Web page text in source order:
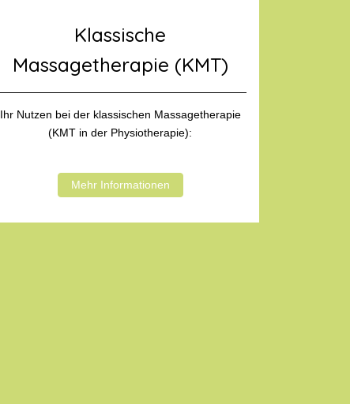
Klassische
Massagetherapie (KMT)
Ihr Nutzen bei der klassischen Massagetherapie
(KMT in der Physiotherapie):
Mehr Informationen